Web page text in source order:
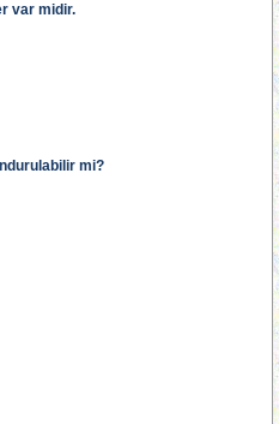
var midir.
mi?